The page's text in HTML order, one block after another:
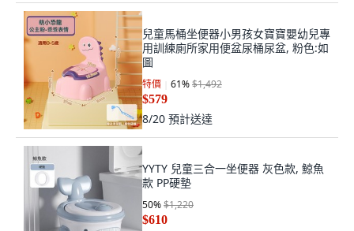
兒童馬桶坐便器小男孩女寶寶嬰幼兒專
用訓練廁所家用便盆尿桶尿盆, 粉色:如
圖
特價 61%$1,492
$579
8/20 預計送達
YYTY 兒童三合一坐便器 灰色款, 鯨魚
款 PP硬墊
50%$1,220
$610